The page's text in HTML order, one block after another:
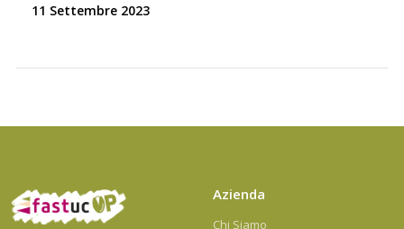
11 Settembre 2023
Azienda
Chi Siamo